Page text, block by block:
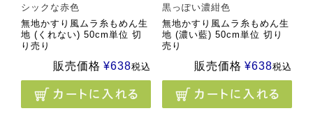
シックな赤色
無地かすり風ムラ糸もめん生
地 (くれない) 50cm単位 切
り売り
販売価格 ¥638税込
黒っぽい濃紺色
無地かすり風ムラ糸もめん生
地 (濃い藍) 50cm単位 切り
売り
販売価格 ¥638税込